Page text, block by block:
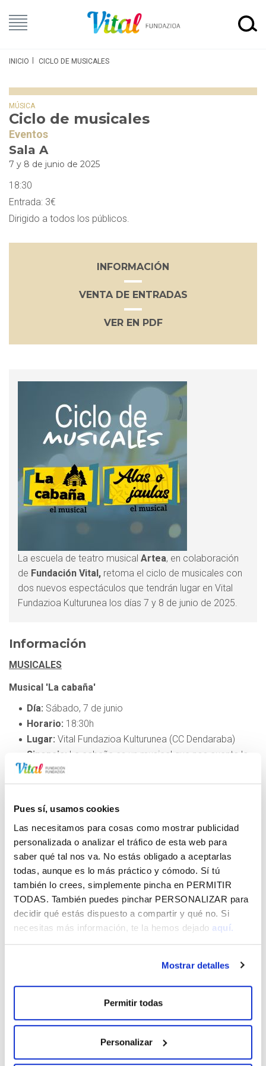
Pues sí, usamos cookies
Las necesitamos para cosas como mostrar publicidad
personalizada o analizar el tráfico de esta web para
saber qué tal nos va. No estás obligado a aceptarlas
todas, aunque es lo más práctico y cómodo. Sí tú
también lo crees, simplemente pincha en PERMITIR
TODAS. También puedes pinchar PERSONALIZAR para
decidir qué estás dispuesto a compartir y qué no. Si
necesitas más información, te la hemos dejado aquí.
Mostrar detalles
Permitir todas
Personalizar
INICIO CICLO DE MUSICALES
MÚSICA
Ciclo de musicales
Eventos
Sala A
7 y 8 de junio de 2025
18:30
Entrada: 3€
Dirigido a todos los públicos.
INFORMACIÓN
VENTA DE ENTRADAS
VER EN PDF
La escuela de teatro musical Artea, en colaboración
de Fundación Vital, retoma el ciclo de musicales con
dos nuevos espectáculos que tendrán lugar en Vital
Fundazioa Kulturunea los días 7 y 8 de junio de 2025.
Información
MUSICALES
Musical 'La cabaña'
Día: Sábado, 7 de junio
Horario: 18:30h
Lugar: Vital Fundazioa Kulturunea (CC Dendaraba)
Sinopsis: La cabaña es un musical que nos cuenta la
historia de un campamento de verano en el que
podremos conocer emocionantes historias de las
una increíble tormenta acecha al campamento. En
magia de compartir escenario los más pequeños/as
de 4 años hasta los más de 60 años de alguno de los
adultos/as.
Musical 'Alas o jaulas'
Día:Domingo, 8 de junio
Horario:18:30h
Lugar: Vital Fundazioa Kulturunea (CC Dendaraba)
Sinopsis:Alas o jaulas es un musical compuesto por
tres historias que nos hablan sobre situaciones en las
racismo y los derechos de la mujer, son los principales
temas a tratar. En este musical participan más de 35
Musical Artea cantará la canción grupal.
Venta de entradas